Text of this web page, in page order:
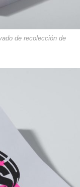
de recolección de